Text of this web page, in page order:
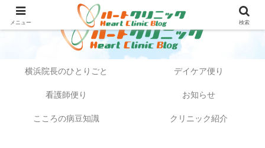
横浜院長のひとりごと デイケア便り
看護師便り お知らせ
こころの病豆知識 クリニック紹介
メニュー 検索